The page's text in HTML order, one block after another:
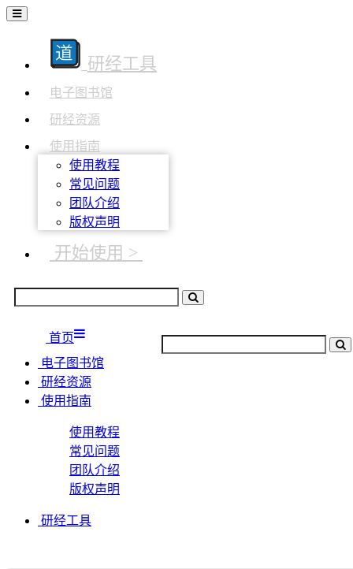
研经工具
电子图书馆
研经资源
使用指南
使用教程
常见问题
团队介绍
版权声明
开始使用 >
首页
电子图书馆
研经资源
使用指南
使用教程
常见问题
团队介绍
版权声明
研经工具